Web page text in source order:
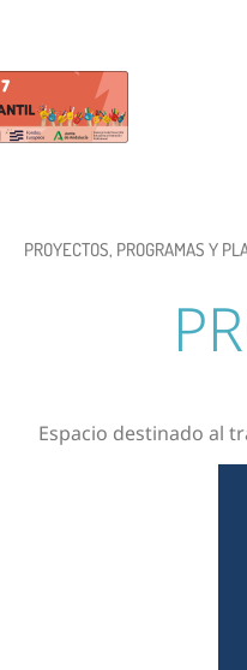
PROYECTOS, PROGRAMAS Y
Espacio destinado al